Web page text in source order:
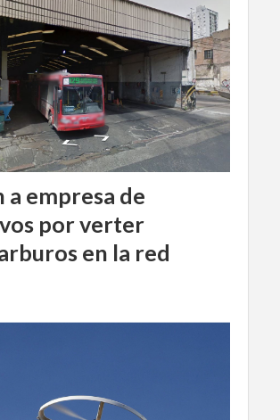
a empresa de
por verter
en la red